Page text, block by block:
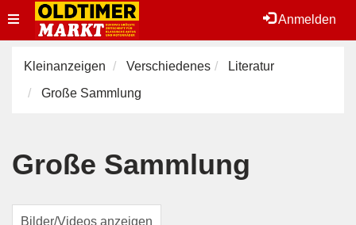
Anmelden
Toggle
navigation
Kleinanzeigen Verschiedenes
Literatur
Große Sammlung
Große Sammlung
Bilder/Videos anzeigen